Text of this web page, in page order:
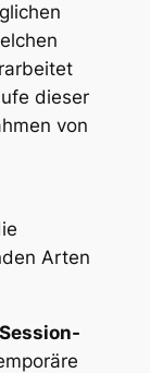
dieser
von
Arten